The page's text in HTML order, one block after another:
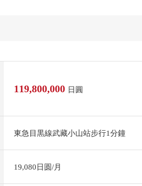
119,800,000 日圓
東急目黒線武藏小山站步行1分鐘
19,080日圆/月